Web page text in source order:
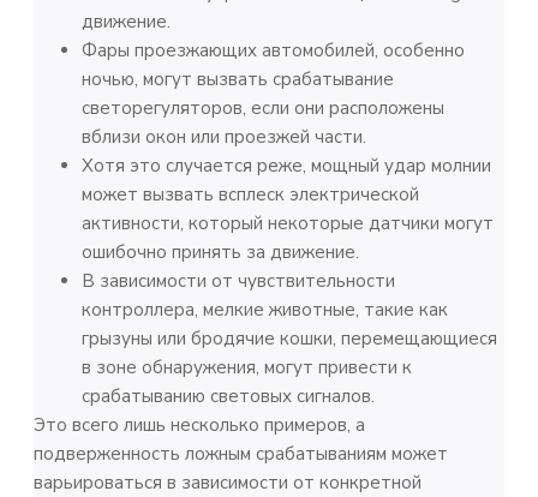
движение.
Фары проезжающих автомобилей, особенно
ночью, могут вызвать срабатывание
светорегуляторов, если они расположены
вблизи окон или проезжей части.
Хотя это случается реже, мощный удар молнии
может вызвать всплеск электрической
активности, который некоторые датчики могут
ошибочно принять за движение.
В зависимости от чувствительности
контроллера, мелкие животные, такие как
грызуны или бродячие кошки, перемещающиеся
в зоне обнаружения, могут привести к
срабатыванию световых сигналов.
Это всего лишь несколько примеров, а
подверженность ложным срабатываниям может
варьироваться в зависимости от конкретной